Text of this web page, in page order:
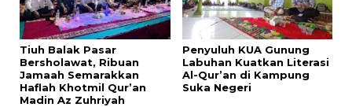
Tiuh Balak Pasar
Bersholawat, Ribuan
Jamaah Semarakkan
Haflah Khotmil Qur’an
Madin Az Zuhriyah
Penyuluh KUA Gunung
Labuhan Kuatkan Literasi
Al-Qur’an di Kampung
Suka Negeri